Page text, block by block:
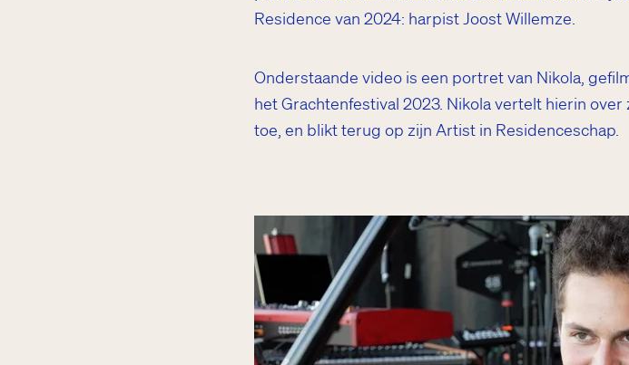
Residence van 2024: harpist Joost Willemze.
Onderstaande video is een portret van Nikola,
het Grachtenfestival 2023. Nikola vertelt hierin
toe, en blikt terug op zijn Artist in Residenceschap.